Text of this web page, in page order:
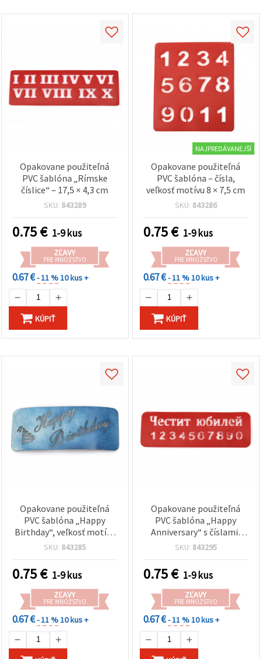
Opakovane použiteľná
PVC šablóna „Rímske
číslice“ – 17,5 × 4,3 cm
SKU: 843289
0.75€ 1-9 kus
ZĽAVY
PRE MNOŽSTVO
0.67 €- 11 %10 kus +
KÚPIŤ
NAJPREDÁVANEJŠÍ
Opakovane použiteľná
PVC šablóna – čísla,
veľkosť motívu 8 × 7,5 cm
SKU: 843286
0.75€ 1-9 kus
ZĽAVY
PRE MNOŽSTVO
0.67 €- 11 %10 kus +
KÚPIŤ
Opakovane použiteľná
PVC šablóna „Happy
Birthday“, veľkosť motívu
12 × 5 cm
SKU: 843285
0.75€ 1-9 kus
ZĽAVY
PRE MNOŽSTVO
0.67 €- 11 %10 kus +
Opakovane použiteľná
PVC šablóna „Happy
Anniversary“ s číslami,
rozmer potlače: 12,7 x 3,5
SKU: 843295
0.75€ 1-9 kus
ZĽAVY
PRE MNOŽSTVO
0.67 €- 11 %10 kus +